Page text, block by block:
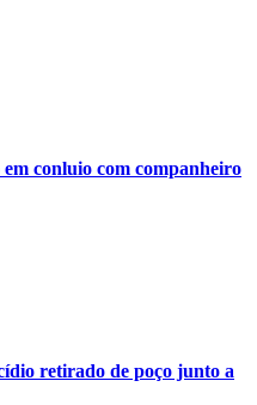
conluio com companheiro
retirado de poço junto a